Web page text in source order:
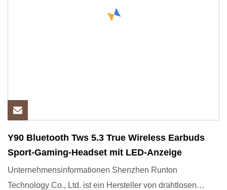
Y90 Bluetooth Tws 5.3 True Wireless Earbuds
Sport-Gaming-Headset mit LED-Anzeige
Unternehmensinformationen Shenzhen Runton
Technology Co., Ltd. ist ein Hersteller von drahtlosen